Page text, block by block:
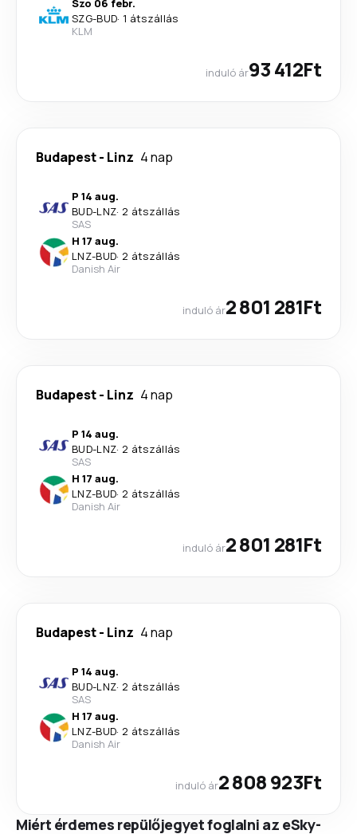
Szo 06 febr.
SZG-BUD· 1 átszállás
KLM
induló ár93 412Ft
Budapest- Linz 4 nap
P 14 aug.
BUD-LNZ· 2 átszállás
SAS
H 17 aug.
LNZ-BUD· 2 átszállás
Danish Air
induló ár2 801 281Ft
Budapest- Linz 4 nap
P 14 aug.
BUD-LNZ· 2 átszállás
SAS
H 17 aug.
LNZ-BUD· 2 átszállás
Danish Air
induló ár2 801 281Ft
Budapest- Linz 4 nap
P 14 aug.
BUD-LNZ· 2 átszállás
SAS
H 17 aug.
LNZ-BUD· 2 átszállás
Danish Air
induló ár2 808 923Ft
Miért érdemes repülőjegyet foglalni az eSky-